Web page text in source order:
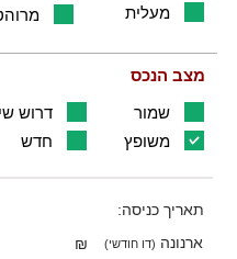
מעלית
מצב הנכס
דרוש
שמור
חדש
משופץ
תאריך כניסה:
₪
ארנונה (דו חודשי)